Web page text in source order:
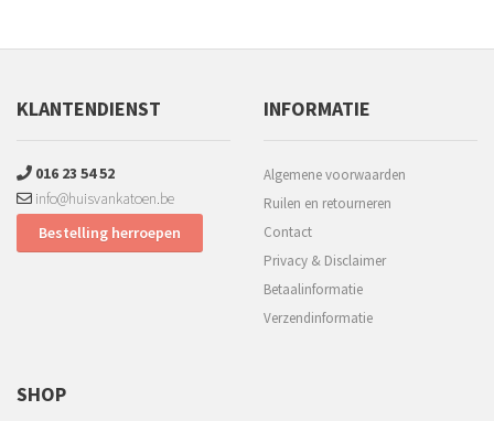
KLANTENDIENST
016 23 54 52
info@huisvankatoen.be
Bestelling herroepen
INFORMATIE
Algemene voorwaarden
Ruilen en retourneren
Contact
Privacy & Disclaimer
Betaalinformatie
Verzendinformatie
SHOP